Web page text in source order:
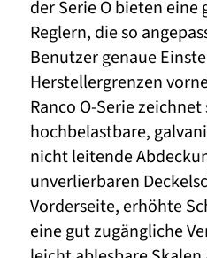
der Serie O bieten eine
Reglern, die so
Benutzer genaue
Herstellergrenzen
Ranco O-Serie
hochbelastbare,
nicht leitende
unverlierbaren
Vorderseite, erhöhte
eine gut zugängliche